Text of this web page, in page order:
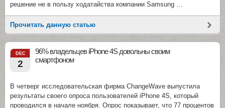
решение не в пользу ходатайства компании Samsung …
Прочитать данную статью
DEC
2
96% владельцев iPhone 4S довольны своим
смартфоном
В четверг исследовательская фирма ChangeWave выпустила
результаты своего опроса пользователей iPhone 4S, который
проводился в начале ноября. Опрос показывает, что 77 процентов